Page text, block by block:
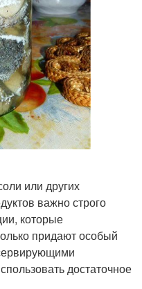
или других
важно строго
которые
придают особый
достаточное